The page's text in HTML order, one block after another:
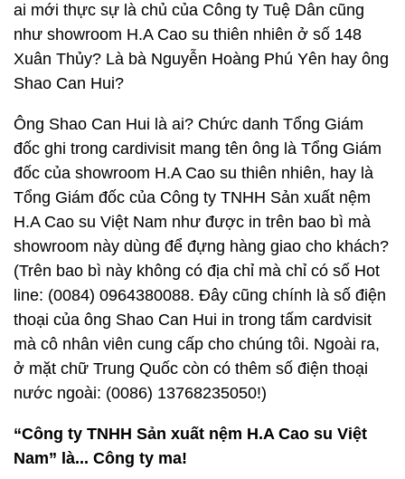
ai mới thực sự là chủ của Công ty Tuệ Dân cũng
như showroom H.A Cao su thiên nhiên ở số 148
Xuân Thủy? Là bà Nguyễn Hoàng Phú Yên hay ông
Shao Can Hui?
Ông Shao Can Hui là ai? Chức danh Tổng Giám
đốc ghi trong cardivisit mang tên ông là Tổng Giám
đốc của showroom H.A Cao su thiên nhiên, hay là
Tổng Giám đốc của Công ty TNHH Sản xuất nệm
H.A Cao su Việt Nam như được in trên bao bì mà
showroom này dùng để đựng hàng giao cho khách?
(Trên bao bì này không có địa chỉ mà chỉ có số Hot
line: (0084) 0964380088. Đây cũng chính là số điện
thoại của ông Shao Can Hui in trong tấm cardvisit
mà cô nhân viên cung cấp cho chúng tôi. Ngoài ra,
ở mặt chữ Trung Quốc còn có thêm số điện thoại
nước ngoài: (0086) 13768235050!)
“Công ty TNHH Sản xuất nệm H.A Cao su Việt
Nam” là... Công ty ma!